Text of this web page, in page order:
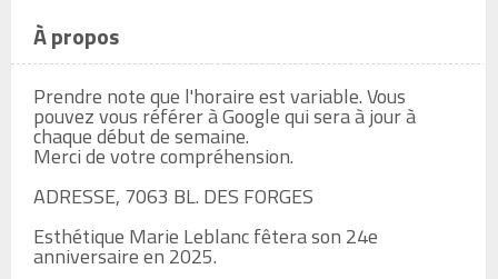
À propos
Prendre note que l'horaire est variable. Vous
pouvez vous référer à Google qui sera à jour à
chaque début de semaine.
Merci de votre compréhension.
ADRESSE, 7063 BL. DES FORGES
Esthétique Marie Leblanc fêtera son 24e
anniversaire en 2025.